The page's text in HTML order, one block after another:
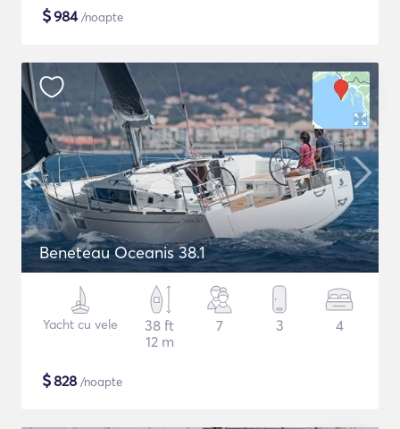
$984/noapte
Beneteau Oceanis 38.1
Yacht cu vele
38 ft
12 m
7 3 4
$828 /noapte